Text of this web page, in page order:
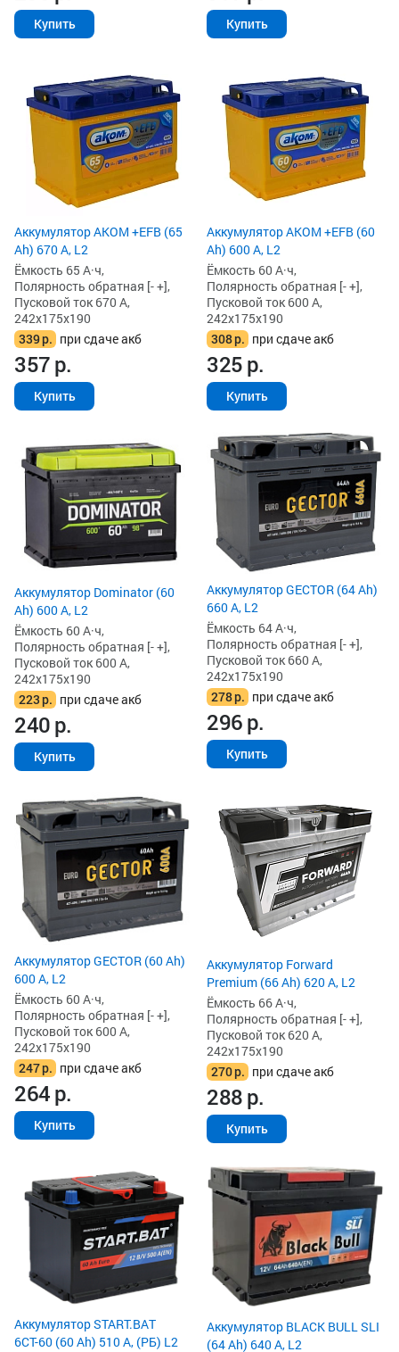
Купить Купить
Аккумулятор AKOM +EFB (65
Ah) 670 А, L2
Ёмкость 65 А·ч,
Полярность обратная [- +],
Пусковой ток 670 А,
242x175x190
339р. при сдаче акб
357р.
Купить
Аккумулятор AKOM +EFB (60
Ah) 600 А, L2
Ёмкость 60 А·ч,
Полярность обратная [- +],
Пусковой ток 600 А,
242x175x190
308р. при сдаче акб
325р.
Купить
Аккумулятор Dominator (60
Ah) 600 А, L2
Ёмкость 60 А·ч,
Полярность обратная [- +],
Пусковой ток 600 А,
242x175x190
223р. при сдаче акб
240р.
Купить
Аккумулятор GECTOR (64 Ah)
660 А, L2
Ёмкость 64 А·ч,
Полярность обратная [- +],
Пусковой ток 660 А,
242x175x190
278р. при сдаче акб
296р.
Купить
Аккумулятор GECTOR (60 Ah)
600 А, L2
Ёмкость 60 А·ч,
Полярность обратная [- +],
Пусковой ток 600 А,
242x175x190
247р. при сдаче акб
264р.
Купить
Аккумулятор Forward
Premium (66 Ah) 620 А, L2
Ёмкость 66 А·ч,
Полярность обратная [- +],
Пусковой ток 620 А,
242x175x190
270р. при сдаче акб
288р.
Купить
Аккумулятор START.BAT
6СТ-60 (60 Ah) 510 А, (РБ) L2
Аккумулятор BLACK BULL SLI
(64 Ah) 640 А, L2